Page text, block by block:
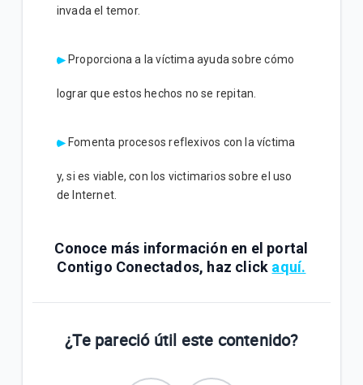
invada el temor.
Proporciona a la víctima ayuda sobre cómo
lograr que estos hechos no se repitan.
Fomenta procesos reflexivos con la víctima
y, si es viable, con los victimarios sobre el uso
de Internet.
Conoce más información en el portal
Contigo Conectados, haz click aquí.
¿Te pareció útil este contenido?